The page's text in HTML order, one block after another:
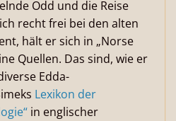
Odd und die Reise
recht frei bei den alten
hält er sich in „Norse
Quellen. Das sind, wie er
Edda-
Lexikon der
in englischer